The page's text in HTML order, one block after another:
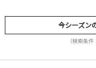
今シーズン
（検索条